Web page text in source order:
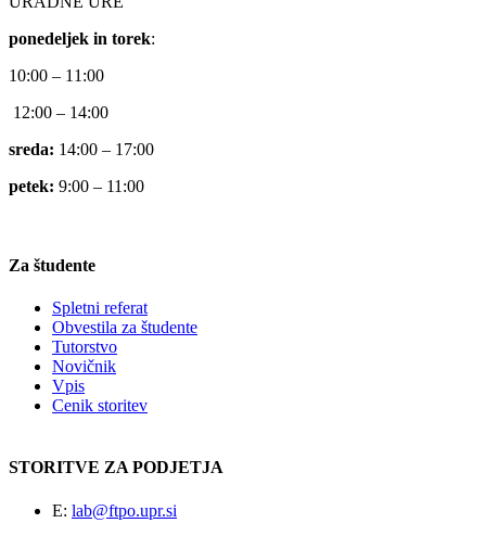
ponedeljek in torek:
10:00 – 11:00
12:00 – 14:00
sreda: 14:00 – 17:00
petek: 9:00 – 11:00
Za študente
Spletni referat
Obvestila za študente
Tutorstvo
Novičnik
Vpis
Cenik storitev
STORITVE ZA PODJETJA
E: lab@ftpo.upr.si